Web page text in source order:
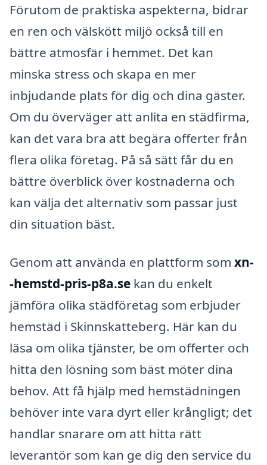
Förutom de praktiska aspekterna, bidrar
en ren och välskött miljö också till en
bättre atmosfär i hemmet. Det kan
minska stress och skapa en mer
inbjudande plats för dig och dina gäster.
Om du överväger att anlita en städfirma,
kan det vara bra att begära offerter från
flera olika företag. På så sätt får du en
bättre överblick över kostnaderna och
kan välja det alternativ som passar just
din situation bäst.
Genom att använda en plattform som xn-
-hemstd-pris-p8a.se kan du enkelt
jämföra olika städföretag som erbjuder
hemstäd i Skinnskatteberg. Här kan du
läsa om olika tjänster, be om offerter och
hitta den lösning som bäst möter dina
behov. Att få hjälp med hemstädningen
behöver inte vara dyrt eller krångligt; det
handlar snarare om att hitta rätt
leverantör som kan ge dig den service du